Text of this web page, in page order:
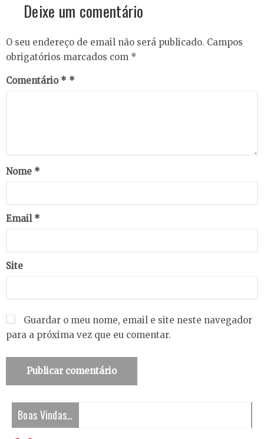
Deixe um comentário
O seu endereço de email não será publicado. Campos
obrigatórios marcados com *
Comentário *
Nome *
Email *
Site
Guardar o meu nome, email e site neste navegador
para a próxima vez que eu comentar.
Boas Vindas…